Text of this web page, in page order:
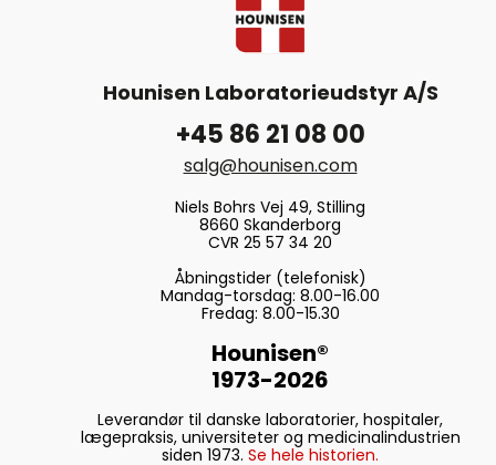
Hounisen Laboratorieudstyr A/S
+45 86 21 08 00
salg@hounisen.com
Niels Bohrs Vej 49, Stilling
8660 Skanderborg
CVR 25 57 34 20
Åbningstider (telefonisk)
Mandag-torsdag: 8.00-16.00
Fredag: 8.00-15.30
Hounisen®
1973-2026
Leverandør til danske laboratorier, hospitaler,
lægepraksis, universiteter og medicinalindustrien
siden 1973. Se hele historien.